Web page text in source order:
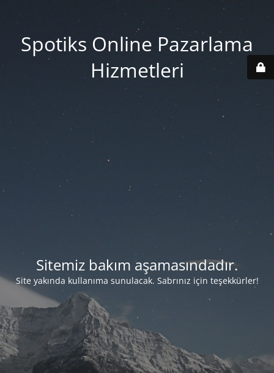
Spotiks Online Pazarlama
Hizmetleri
Sitemiz bakım aşamasındadır.
Site yakında kullanıma sunulacak. Sabrınız için teşekkürler!